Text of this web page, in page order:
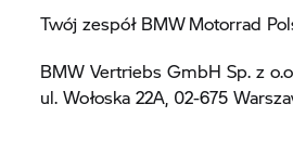
Twój zespół BMW Motorrad
BMW Vertriebs GmbH Sp. z
ul. Wołoska 22A, 02-675